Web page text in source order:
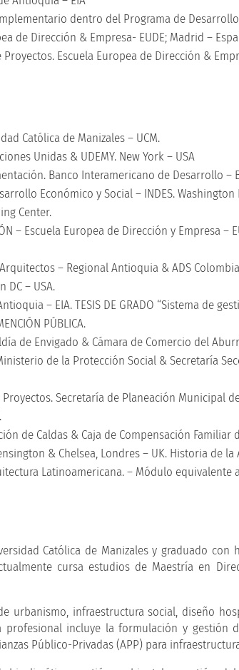
dentro del Programa de
de Dirección & Empresa- EUDE; Madrid –
Escuela Europea de Dirección &
Católica de Manizales – UCM.
Unidas & UDEMY. New York – USA
Banco Interamericano de Desarrollo –
Económico y Social – INDES. Washington
Center.
– Escuela Europea de Dirección y Empresa –
– Regional Antioquia & ADS
DC – USA.
– EIA. TESIS DE GRADO “Sistema de
PÚBLICA.
de Envigado & Cámara de Comercio del
de la Protección Social & Secretaría
Secretaría de Planeación Municipal
de Caldas & Caja de Compensación Familiar
& Chelsea, Londres – UK. Historia de
Latinoamericana. – Módulo equivalente
Católica de Manizales y graduado con
cursa estudios de Maestría en
urbanismo, infraestructura social, diseño
incluye la formulación y gestión
Público-Privadas (APP) para